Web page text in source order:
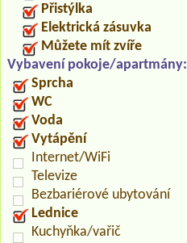
Přistýlka
Elektrická zásuvka
Můžete mít zvíře
Vybavení pokoje/apartmány:
Sprcha
WC
Voda
Vytápění
Internet/WiFi
Televize
Bezbariérové ubytování
Lednice
Kuchyňka/vařič